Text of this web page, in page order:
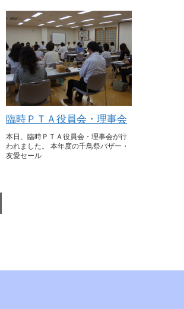
臨時ＰＴＡ役員会・理事会
本日、臨時ＰＴＡ役員会・理事会が行
われました。 本年度の千鳥祭バザー・
友愛セール